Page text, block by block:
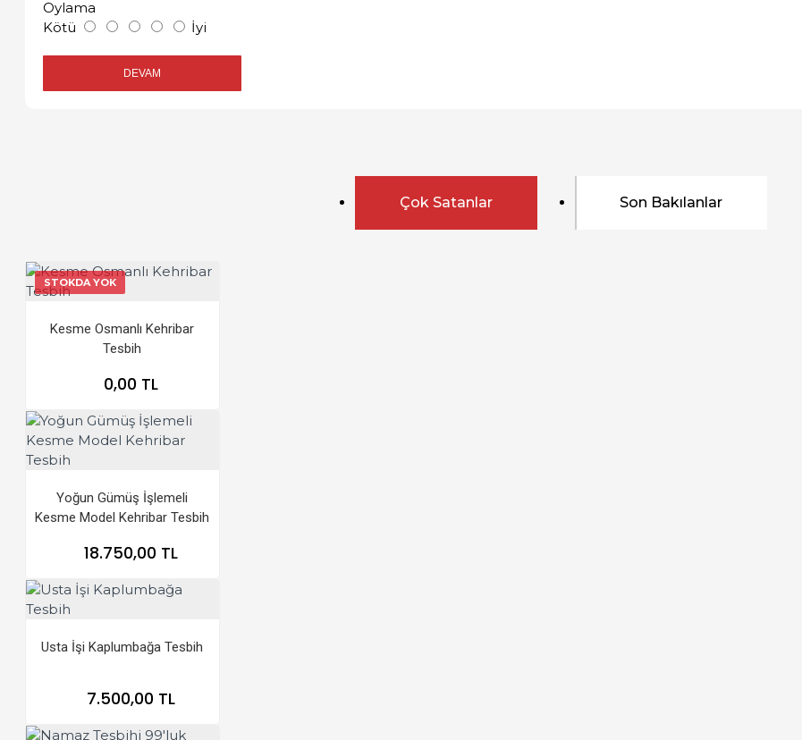
Oylama
Kötü
İyi
DEVAM
Çok Satanlar Son Bakılanlar
STOKDA YOK
Kesme Osmanlı Kehribar
Tesbih
0,00 TL
Yoğun Gümüş İşlemeli
Kesme Model Kehribar Tesbih
18.750,00 TL
Usta İşi Kaplumbağa Tesbih
7.500,00 TL